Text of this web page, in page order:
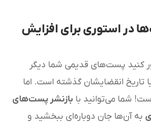
در استوری برای افزایش
پست‌های قدیمی شما دیگر
تاریخ انقضایشان گذشته است. اما
شما می‌توانید بابازنشر پست‌های
به آن‌ها جان دوباره‌ای ببخشید و